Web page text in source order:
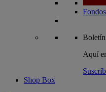
Boletín
Aquí
Shop Box